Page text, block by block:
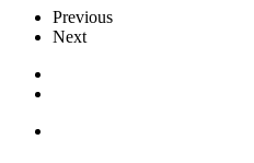
Previous
Next